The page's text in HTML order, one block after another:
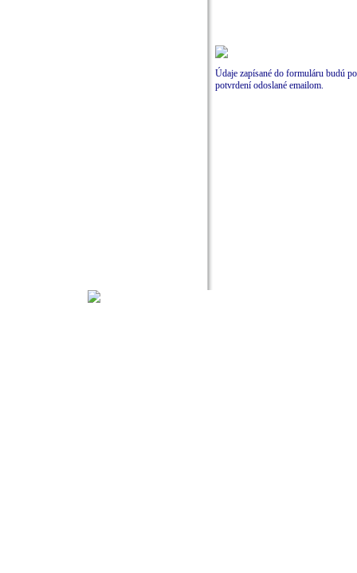
Údaje zapísané do formuláru budú po
potvrdení odoslané emailom.